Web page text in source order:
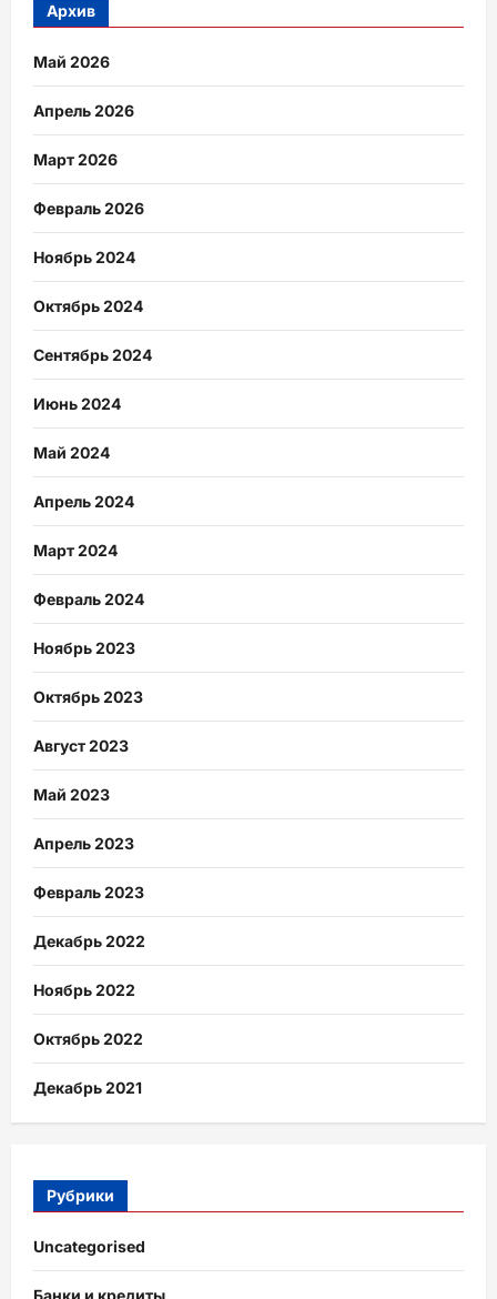
Архив
Май 2026
Апрель 2026
Март 2026
Февраль 2026
Ноябрь 2024
Октябрь 2024
Сентябрь 2024
Июнь 2024
Май 2024
Апрель 2024
Март 2024
Февраль 2024
Ноябрь 2023
Октябрь 2023
Август 2023
Май 2023
Апрель 2023
Февраль 2023
Декабрь 2022
Ноябрь 2022
Октябрь 2022
Декабрь 2021
Рубрики
Uncategorised
Банки и кредиты